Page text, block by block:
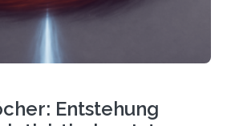
in Bewegung. In
Experimenten ist es in den…
Entstehung